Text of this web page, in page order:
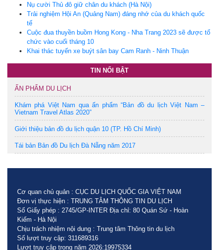
Nụ cười Thủ đô giữ chân du khách (Hà Nội)
Trải nghiệm Hội An (Quảng Nam) đáng nhớ của du khách quốc
tế
Cuộc đua thuyền buồm Hong Kong - Nha Trang 2023 sẽ được tổ
chức vào cuối tháng 10
Khai thác tuyến xe buýt sân bay Cam Ranh - Ninh Thuận
TIN NỔI BẬT
ẤN PHẨM DU LỊCH
Khám phá Việt Nam qua ấn phẩm “Bản đồ du lịch Việt Nam –
Vietnam Travel Atlas 2020”
Giới thiệu bản đồ du lịch quận 10 (TP. Hồ Chí Minh)
Tái bản Bản đồ Du lịch Đà Nẵng năm 2017
Cơ quan chủ quản : CỤC DU LỊCH QUỐC GIA VIỆT NAM
Đơn vị thực hiện : TRUNG TÂM THÔNG TIN DU LỊCH
Số Giấy phép : 2745/GP-INTER Địa chỉ: 80 Quán Sứ - Hoàn
Kiếm - Hà Nội
Chịu trách nhiệm nội dung : Trung tâm Thông tin du lịch
Số lượt truy cập: 311689316
Lượt truy cập trong năm 2026:19975334